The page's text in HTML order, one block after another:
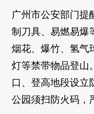
广州市公安部门提
制刀具、易燃易爆
烟花、爆竹、氢气
灯等禁带物品登山
口、登高地段设立
公园须扫防火码，